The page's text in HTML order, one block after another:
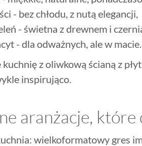
- bez chłodu, z nutą elegancji,
- świetna z drewnem i
- dla odważnych, ale w macie.
z oliwkową ścianą z
inspirująco.
aranżacje, które
wielkoformatowy gres